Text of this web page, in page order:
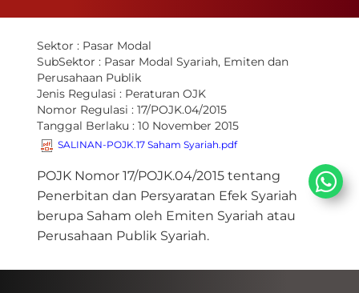
Sektor : Pasar Modal
SubSektor : Pasar Modal Syariah, Emiten dan
Perusahaan Publik
Jenis Regulasi : Peraturan OJK
Nomor Regulasi :17/POJK.04/2015
Tanggal Berlaku :10 November 2015
SALINAN-POJK.17 Saham Syariah.pdf
​POJK Nomor 17/POJK.04/2015 tentang
Penerbitan dan Persyaratan Efek Syariah
berupa Saham oleh Emiten Syariah atau
Perusahaan Publik Syariah.